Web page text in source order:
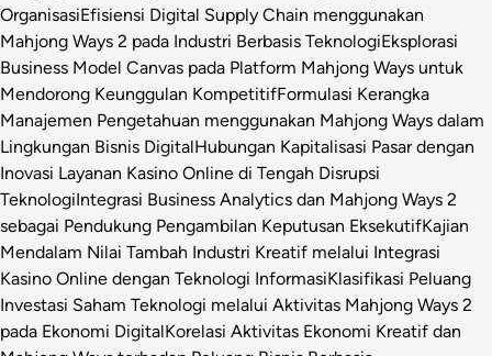
OrganisasiEfisiensi Digital Supply Chain menggunakan
Mahjong Ways 2 pada Industri Berbasis TeknologiEksplorasi
Business Model Canvas pada Platform Mahjong Ways untuk
Mendorong Keunggulan KompetitifFormulasi Kerangka
Manajemen Pengetahuan menggunakan Mahjong Ways dalam
Lingkungan Bisnis DigitalHubungan Kapitalisasi Pasar dengan
Inovasi Layanan Kasino Online di Tengah Disrupsi
TeknologiIntegrasi Business Analytics dan Mahjong Ways 2
sebagai Pendukung Pengambilan Keputusan EksekutifKajian
Mendalam Nilai Tambah Industri Kreatif melalui Integrasi
Kasino Online dengan Teknologi InformasiKlasifikasi Peluang
Investasi Saham Teknologi melalui Aktivitas Mahjong Ways 2
pada Ekonomi DigitalKorelasi Aktivitas Ekonomi Kreatif dan